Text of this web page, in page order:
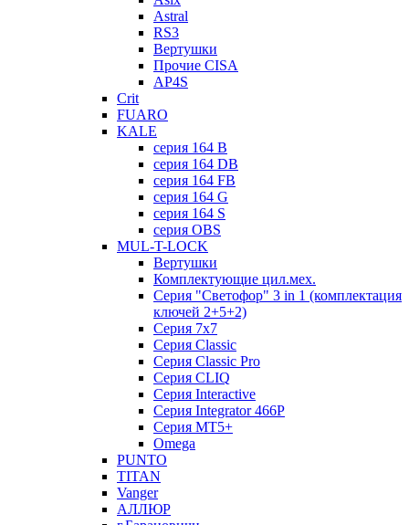
Astral
RS3
Вертушки
Прочие CISA
AP4S
Crit
FUARO
KALE
серия 164 B
серия 164 DB
серия 164 FB
серия 164 G
серия 164 S
серия OBS
MUL-T-LOCK
Вертушки
Комплектующие цил.мех.
Серия "Светофор" 3 in 1 (комплектация
ключей 2+5+2)
Серия 7х7
Серия Classic
Серия Classic Pro
Серия CLIQ
Серия Interactive
Серия Integrator 466P
Серия MT5+
Omega
PUNTO
TITAN
Vanger
АЛЛЮР